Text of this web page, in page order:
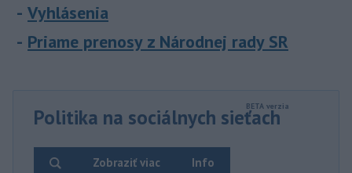
Vyhlásenia
Priame prenosy z Národnej rady SR
Politika na sociálnych sieťach
Info
Zobraziť viac